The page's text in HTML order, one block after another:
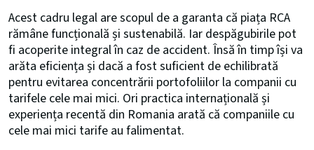
Acest cadru legal are scopul de a garanta că piața RCA
rămâne funcțională și sustenabilă. Iar despăgubirile pot
fi acoperite integral în caz de accident. Însă în timp își va
arăta eficiența și dacă a fost suficient de echilibrată
pentru evitarea concentrării portofoliilor la companii cu
tarifele cele mai mici. Ori practica internațională și
experiența recentă din Romania arată că companiile cu
cele mai mici tarife au falimentat.